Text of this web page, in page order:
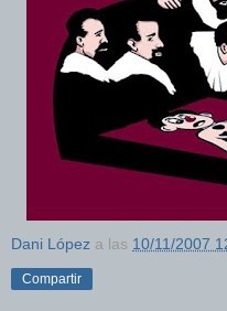
Dani López a las 10/11/2007
Compartir